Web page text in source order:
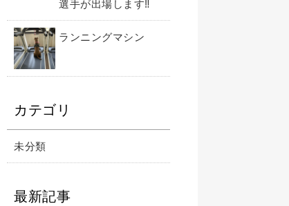
選手が出場します‼️
ランニングマシン
カテゴリ
未分類
最新記事